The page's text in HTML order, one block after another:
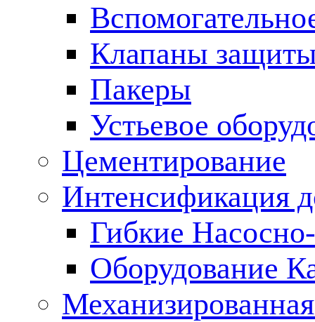
Клапаны
Пакеры
Устьевое
Цементирование
Интенсификация
Гибкие
Оборудование